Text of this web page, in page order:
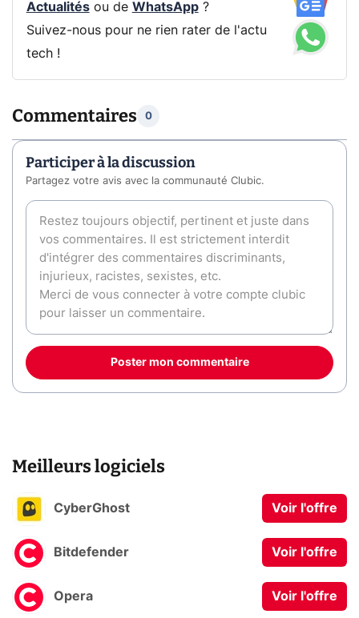
Actualitésou de WhatsApp?
Suivez-nous pour ne rien rater de l'actu
tech !
Commentaires 0
Participer à la discussion
Partagez votre avis avec la communauté Clubic.
Poster mon commentaire
Meilleurs logiciels
CyberGhost Voir l'offre
Bitdefender Voir l'offre
Opera Voir l'offre